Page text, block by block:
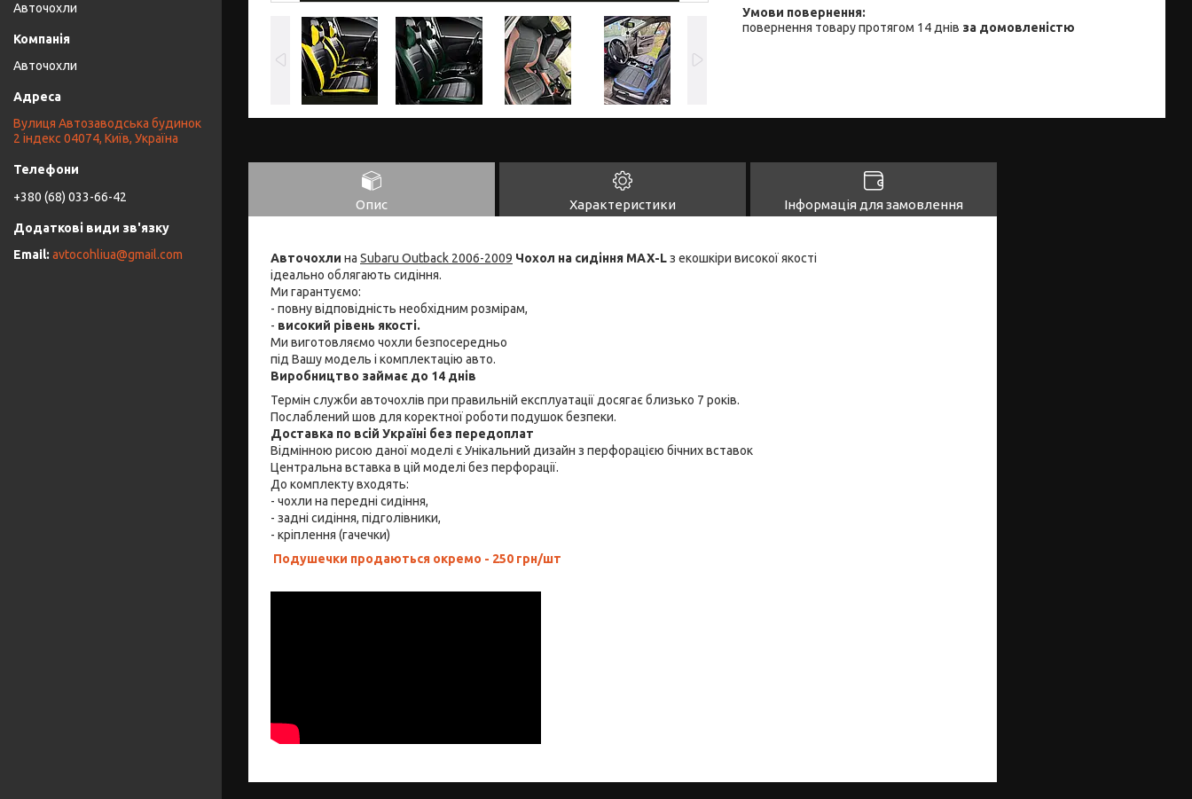
повернення товару протягом 14 днів за домовленістю
Опис Характеристики Інформація для замовлення
Авточохли на Subaru Outback 2006-2009 Чохол на сидіння MAX-Lз екошкіри високої якості
ідеально облягають сидіння.
Ми гарантуємо:
- повну відповідність необхідним розмірам,
- високий рівень якості.
Ми виготовляємо чохли безпосередньо
під Вашу модель і комплектацію авто.
Виробництво займає до 14 днів
Термін служби авточохлів при правильній експлуатації досягає близько 7 років.
Послаблений шов для коректної роботи подушок безпеки.
Доставка по всій Україні без передоплат
Відмінною рисою даної моделі є Унікальний дизайн з перфорацією бічних вставок
Центральна вставка в цій моделі без перфорації.
До комплекту входять:
- чохли на передні сидіння,
- задні сидіння, підголівники,
- кріплення (гачечки)
Подушечки продаються окремо - 250 грн/шт
Авточохли
Авточохли
Вулиця Автозаводська будинок
2 індекс 04074, Київ, Україна
+380 (68) 033-66-42
avtocohliua@gmail.com